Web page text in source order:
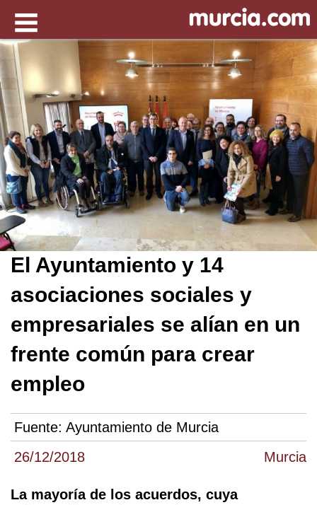
26/12/2018 Murcia
El Ayuntamiento y 14
asociaciones sociales y
empresariales se alían en un
frente común para crear
empleo
Fuente: Ayuntamiento de Murcia
La mayoría de los acuerdos, cuya